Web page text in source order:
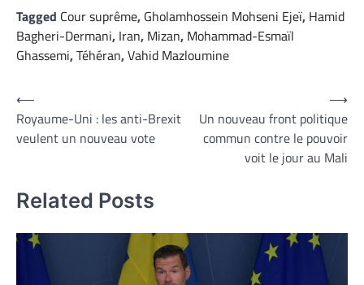
Tagged Cour suprême, Gholamhossein Mohseni Ejeï, Hamid
Bagheri-Dermani, Iran, Mizan, Mohammad-Esmaïl
Ghassemi,Téhéran,Vahid Mazloumine
Navigation
de
l’article
⟵
Royaume-Uni : les anti-Brexit
veulent un nouveau vote
Un nouveau front politique
commun contre le pouvoir
voit le jour au Mali
⟶
Related Posts